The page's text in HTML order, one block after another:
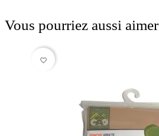
Vous pourriez aussi aimer
favorite_border